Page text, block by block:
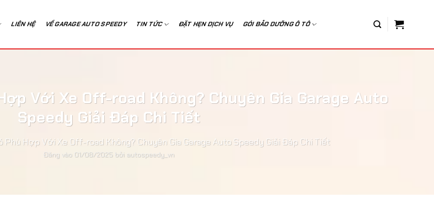
LIÊN HỆ VỀ GARAGE AUTO SPEEDY TIN TỨC ĐẶT HẸN DỊCH VỤ GÓI BẢO DƯỠNG Ô TÔ
Với Xe Off-road Không? Chuyên Gia Garage Auto
Speedy Giải Đáp Chi Tiết
Phù Hợp Với Xe Off-road Không? Chuyên Gia Garage Auto Speedy Giải Đáp Chi Tiết
Đăng vào 01/08/2025 bởi autospeedy_vn